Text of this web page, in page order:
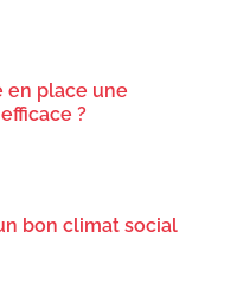
en place une
?
bon climat social